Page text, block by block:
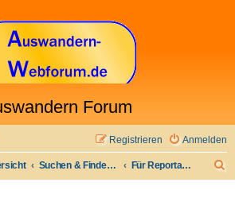
Forum
Anmelden
Registrieren
Suchen & Finden: Jobs & Arbeit und anderes Für Reportagen u.ä. gesucht ...